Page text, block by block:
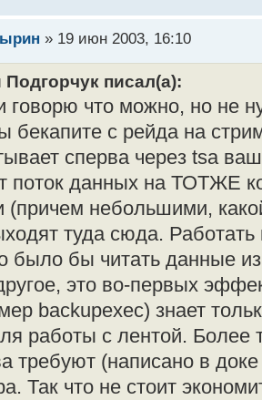
» 19 июн 2003, 16:10
Подгорчук писал(а):
говорю что можно, но не
бекапите с рейда на
сперва через tsa
поток данных на ТОТЖЕ
(причем небольшими,
туда сюда. Работать
было бы читать данные из
это во-первых
backupexec) знает
работы с лентой. Более
требуют (написано в доке
Так что не стоит